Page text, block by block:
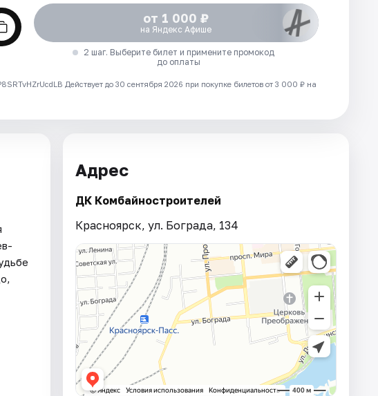
от 1 000 ₽
на Яндекс Афише
2 шаг. Выберите билет и примените промокод
до оплаты
Действует до 30 сентября 2026 при покупке билетов от 3 000 ₽ на
Адрес
ДК Комбайностроителей
Красноярск, ул. Бограда, 134